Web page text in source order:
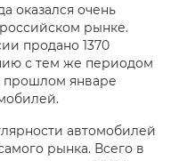
оказался очень
рынке.
продано 1370
с тем же периодом
прошлом январе
автомобилей
рынка. Всего в